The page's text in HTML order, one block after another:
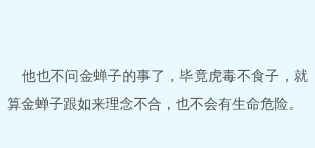
他也不问金蝉子的事了，毕竟虎毒不食子，就
算金蝉子跟如来理念不合，也不会有生命危险。